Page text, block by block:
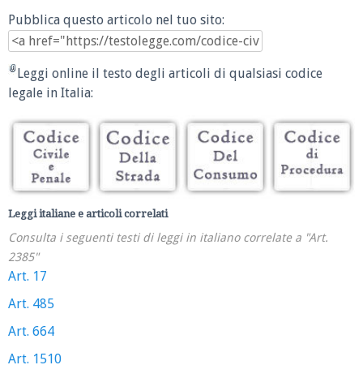
Pubblica questo articolo nel tuo sito:
Leggi online il testo degli articoli di qualsiasi codice
legale in Italia:
Leggi italiane e articoli correlati
Consulta i seguenti testi di leggi in italiano correlate a "Art.
2385"
Art. 17
Art. 485
Art. 664
Art. 1510